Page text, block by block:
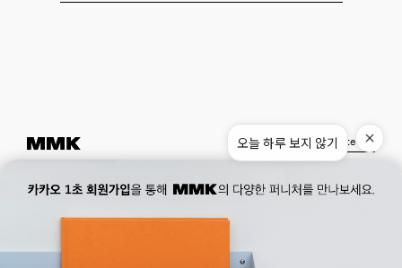
Museum. 02. 777. 5887 Office.02. 777. 5778
177, Duteopbawi-ro, Yongsan-gu, Seoul, Korea
Official : hello@mmk-seoul.com
Instagram Pinterest
오늘 하루 보지 않기